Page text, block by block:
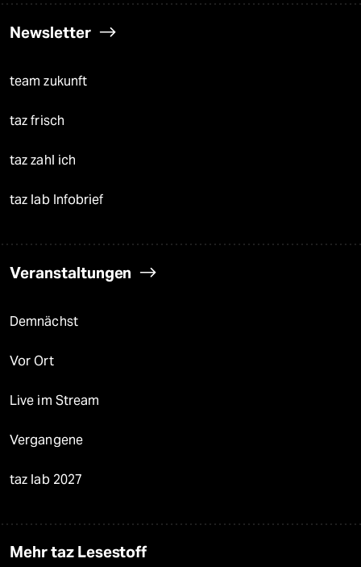
Newsletter
team zukunft
taz frisch
taz zahl ich
taz lab Infobrief
Veranstaltungen
Demnächst
Vor Ort
Live im Stream
Vergangene
taz lab 2027
Mehr taz Lesestoff